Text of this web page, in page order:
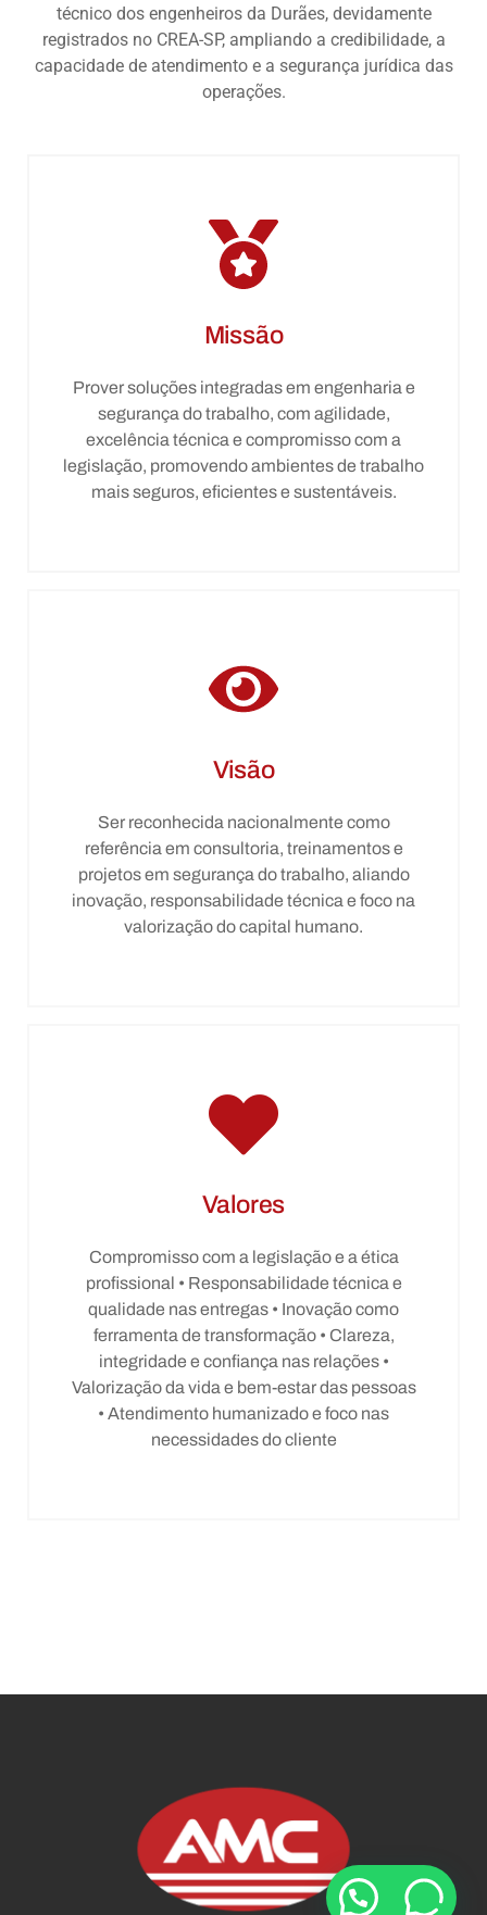
técnico dos engenheiros da Durães, devidamente
registrados no CREA-SP, ampliando a credibilidade, a
capacidade de atendimento e a segurança jurídica das
operações.
Missão
Prover soluções integradas em engenharia e
segurança do trabalho, com agilidade,
excelência técnica e compromisso com a
legislação, promovendo ambientes de trabalho
mais seguros, eficientes e sustentáveis.
Visão
Ser reconhecida nacionalmente como
referência em consultoria, treinamentos e
projetos em segurança do trabalho, aliando
inovação, responsabilidade técnica e foco na
valorização do capital humano.
Valores
Compromisso com a legislação e a ética
profissional • Responsabilidade técnica e
qualidade nas entregas • Inovação como
ferramenta de transformação • Clareza,
integridade e confiança nas relações •
Valorização da vida e bem-estar das pessoas
• Atendimento humanizado e foco nas
necessidades do cliente